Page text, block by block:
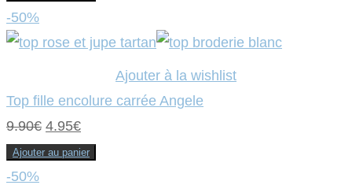
était :est :
-50%
Ajouter à la wishlist
Top fille encolure carrée Angele
9.90€ Le
prix
4.95€Le
prix
Ajouter au panier
-50%